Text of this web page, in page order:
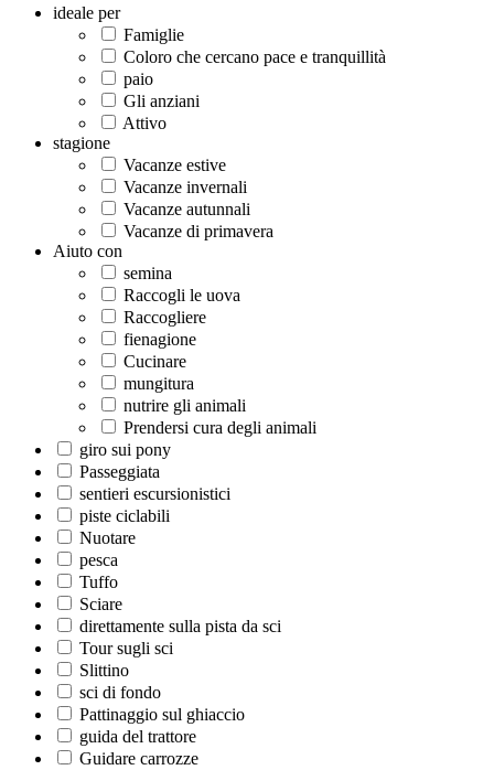
ideale per
Famiglie
Coloro che cercano pace e tranquillità
paio
Gli anziani
Attivo
stagione
Vacanze estive
Vacanze invernali
Vacanze autunnali
Vacanze di primavera
Aiuto con
semina
Raccogli le uova
Raccogliere
fienagione
Cucinare
mungitura
nutrire gli animali
Prendersi cura degli animali
giro sui pony
Passeggiata
sentieri escursionistici
piste ciclabili
Nuotare
pesca
Tuffo
Sciare
direttamente sulla pista da sci
Tour sugli sci
Slittino
sci di fondo
Pattinaggio sul ghiaccio
guida del trattore
Guidare carrozze